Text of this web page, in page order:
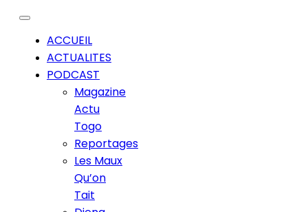
ACCUEIL
ACTUALITES
PODCAST
Magazine
Actu
Togo
Reportages
Les Maux
Qu’on
Tait